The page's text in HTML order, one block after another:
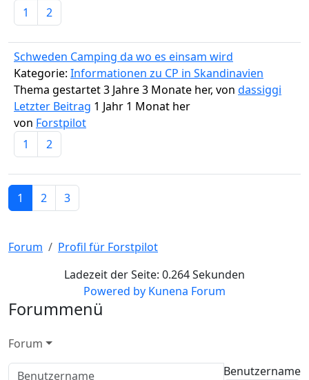
1
2
Schweden Camping da wo es einsam wird
Kategorie: Informationen zu CP in Skandinavien
Thema gestartet 3 Jahre 3 Monate her, von dassiggi
Letzter Beitrag 1 Jahr 1 Monat her
von Forstpilot
1
2
1 2 3
Forum
Profil für Forstpilot
Ladezeit der Seite: 0.264 Sekunden
Powered by Kunena Forum
Forummenü
Forum
Benutzername